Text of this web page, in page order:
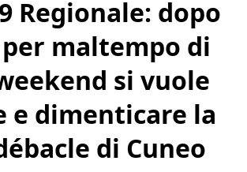
Regionale: dopo
maltempo di
si vuole
dimenticare la
di Cuneo